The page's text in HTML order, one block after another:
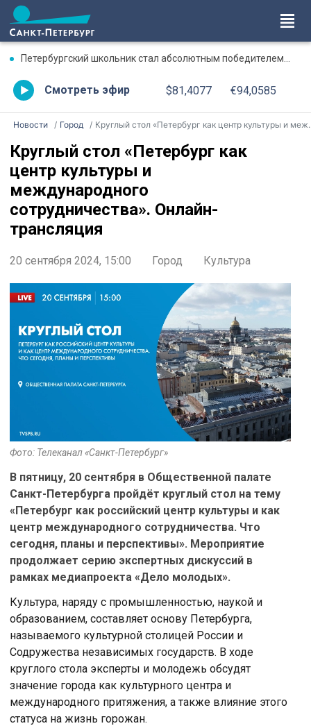
Петербургский школьник стал абсолютным победителем Международной олимпиады по ИИ
Смотреть эфир $81,4077 €94,0585
Новости Город Круглый стол «Петербург как центр культуры и международного сотрудничества». Онлайн-трансляция
Круглый стол «Петербург как
центр культуры и
международного
сотрудничества». Онлайн-
трансляция
20 сентября 2024, 15:00 Город Культура
Фото: Телеканал «Санкт-Петербург»
В пятницу, 20 сентября в Общественной палате
Санкт-Петербурга пройдёт круглый стол на тему
«Петербург как российский центр культуры и как
центр международного сотрудничества. Что
сегодня, планы и перспективы». Мероприятие
продолжает серию экспертных дискуссий в
рамках медиапроекта «Дело молодых».
Культура, наряду с промышленностью, наукой и
образованием, составляет основу Петербурга,
называемого культурной столицей России и
Содружества независимых государств. В ходе
круглого стола эксперты и молодежь обсудят
значение города как культурного центра и
международного притяжения, а также влияние этого
статуса на жизнь горожан.